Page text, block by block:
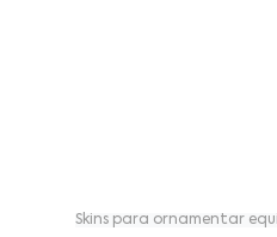
Skins para ornamentar